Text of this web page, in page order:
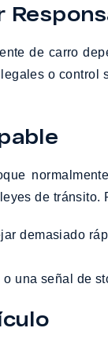
de carro
o control
de
o una señal de